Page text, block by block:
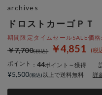
ドロストカーゴＰＴ
期間限定タイムセールSALE価
￥4,851
￥7,700
ポイント ： 44ポイント～獲得
archives
¥5,500 以上で送料無料 詳